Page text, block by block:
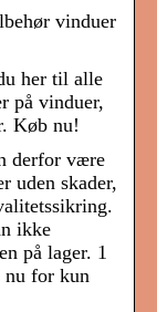
vinduer
her til alle
på vinduer,
Køb nu!
derfor være
uden skader,
ikke
på lager. 1
for kun